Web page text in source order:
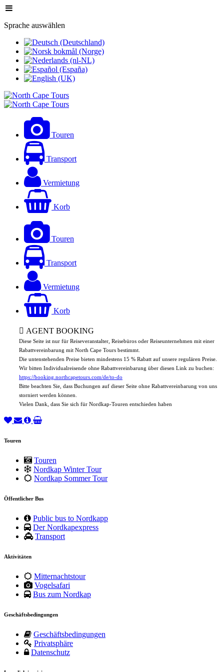
Sprache auswählen
Touren
Transport
Vermietung
Korb
Touren
Transport
Vermietung
Korb
AGENT BOOKING
Diese Seite ist nur für Reiseveranstalter, Reisebüros oder Reiseunternehmen mit einer
Rabattvereinbarung mit North Cape Tours bestimmt.
Die untenstehenden Preise bieten mindestens 15 % Rabatt auf unsere regulären Preise.
Wir bitten Individualreisende ohne Rabattvereinbarung über diesen Link zu buchen:
https://booking.northcapetours.com/de/to-do
Bitte beachten Sie, dass Buchungen auf dieser Seite ohne Rabattvereinbarung von uns
storniert werden können.
Vielen Dank, dass Sie sich für Nordkap-Touren entschieden haben
Touren
Touren
Nordkap Winter Tour
Nordkap Sommer Tour
Öffentlicher Bus
Public bus to Nordkapp
Der Nordkapexpress
Transport
Aktivitäten
Mitternachtstour
Vogelsafari
Bus zum Nordkap
Geschäftsbedingungen
Geschäftsbedingungen
Privatsphäre
Datenschutz